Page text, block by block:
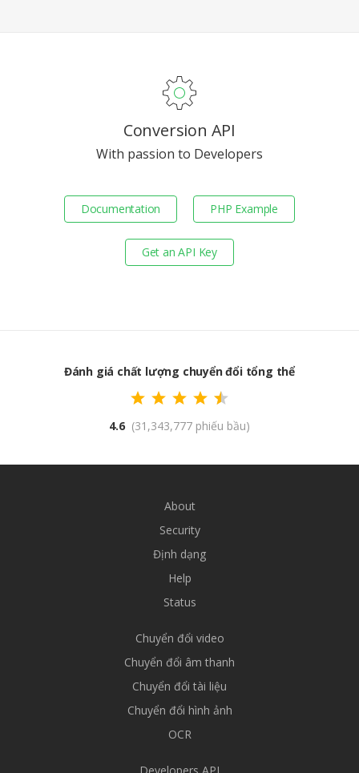
Conversion API
With passion to Developers
Documentation PHP Example
Get an API Key
Đánh giá chất lượng chuyển đổi tổng thể
4.6 (31,343,777 phiếu bầu)
About
Security
Định dạng
Help
Status
Chuyển đổi video
Chuyển đổi âm thanh
Chuyển đổi tài liệu
Chuyển đổi hình ảnh
OCR